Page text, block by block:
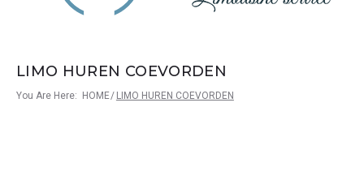
LIMO HUREN COEVORDEN
You Are Here: HOME/ LIMO HUREN COEVORDEN